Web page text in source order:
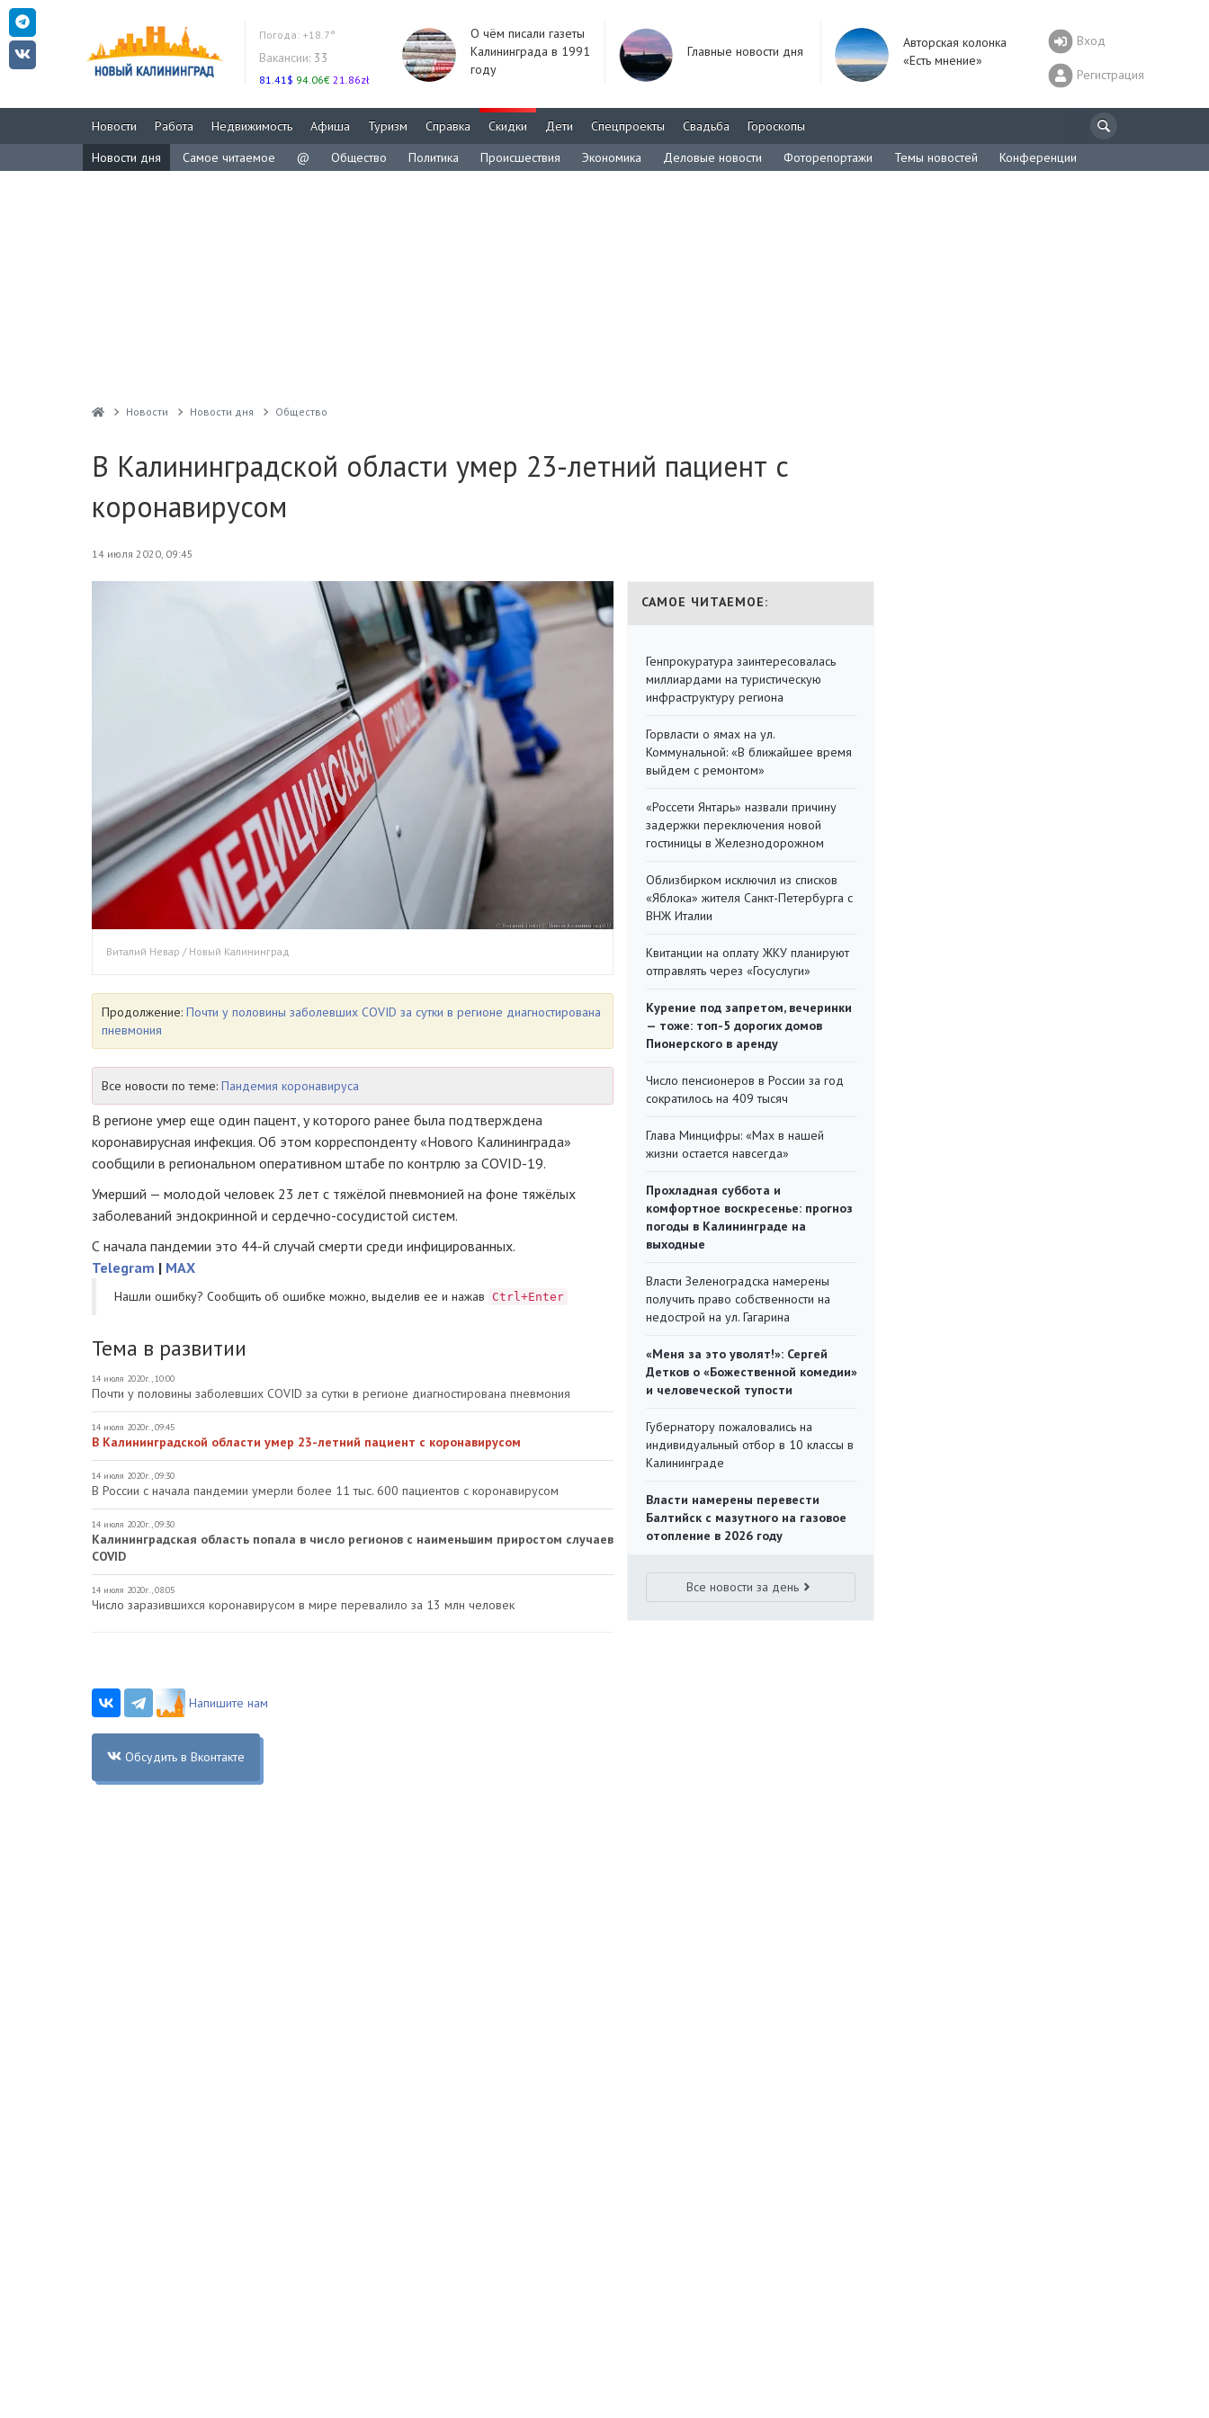
Погода: +18.7°
Вакансии: 33
81.41$ 94.06€ 21.86zł
О чём писали газеты
Калининграда в 1991
году
Главные новости дня
Авторская колонка
«Есть мнение»
Вход
Регистрация
Новости Работа Недвижимость Афиша Туризм Справка Скидки Дети Спецпроекты Свадьба
Гороскопы
Новости дня
Самое читаемое @ Общество Политика Происшествия Экономика Деловые новости Фоторепортажи Темы новостей Конференции
Новости Новости дня Общество
В Калининградской области умер 23-летний пациент с
коронавирусом
14 июля 2020, 09:45
Виталий Невар / Новый Калининград
Продолжение: Почти у половины заболевших COVID за сутки в регионе диагностирована
пневмония
Все новости по теме: Пандемия коронавируса
В регионе умер еще один пацент, у которого ранее была подтверждена
коронавирусная инфекция. Об этом корреспонденту «Нового Калининграда»
сообщили в региональном оперативном штабе по контрлю за COVID-19.
Умерший — молодой человек 23 лет с тяжёлой пневмонией на фоне тяжёлых
заболеваний эндокринной и сердечно-сосудистой систем.
С начала пандемии это 44-й случай смерти среди инфицированных.
Telegram | MAX
Нашли ошибку? Cообщить об ошибке можно, выделив ее и нажав Ctrl+Enter
Тема в развитии
14 июля 2020г., 10:00
Почти у половины заболевших COVID за сутки в регионе диагностирована пневмония
14 июля 2020г., 09:45
В Калининградской области умер 23-летний пациент с коронавирусом
14 июля 2020г., 09:30
В России с начала пандемии умерли более 11 тыс. 600 пациентов с коронавирусом
14 июля 2020г., 09:30
Калининградская область попала в число регионов с наименьшим приростом случаев
COVID
14 июля 2020г., 08:05
Число заразившихся коронавирусом в мире перевалило за 13 млн человек
Напишите нам
Обсудить в Вконтакте
САМОЕ ЧИТАЕМОЕ:
Генпрокуратура заинтересовалась
миллиардами на туристическую
инфраструктуру региона
Горвласти о ямах на ул.
Коммунальной: «В ближайшее время
выйдем с ремонтом»
«Россети Янтарь» назвали причину
задержки переключения новой
гостиницы в Железнодорожном
Облизбирком исключил из списков
«Яблока» жителя Санкт-Петербурга с
ВНЖ Италии
Квитанции на оплату ЖКУ планируют
отправлять через «Госуслуги»
Курение под запретом, вечеринки
— тоже: топ-5 дорогих домов
Пионерского в аренду
Число пенсионеров в России за год
сократилось на 409 тысяч
Глава Минцифры: «Мах в нашей
жизни остается навсегда»
Прохладная суббота и
комфортное воскресенье: прогноз
погоды в Калининграде на
выходные
Власти Зеленоградска намерены
получить право собственности на
недострой на ул. Гагарина
«Меня за это уволят!»: Сергей
Детков о «Божественной комедии»
и человеческой тупости
Губернатору пожаловались на
индивидуальный отбор в 10 классы в
Калининграде
Власти намерены перевести
Балтийск с мазутного на газовое
отопление в 2026 году
Все новости за день